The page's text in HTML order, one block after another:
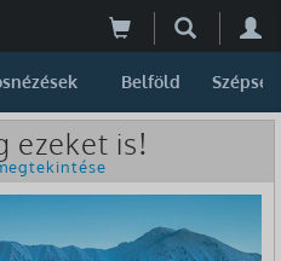
Belföld Szépség
ezeket is!